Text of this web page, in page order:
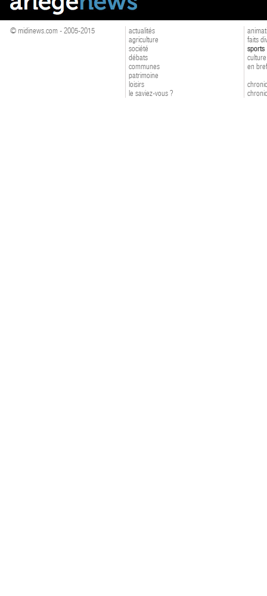
© midinews.com - 2005-2015
actualités
agriculture
société
débats
communes
patrimoine
loisirs
le saviez-vous ?
faits
sports
culture
en bref